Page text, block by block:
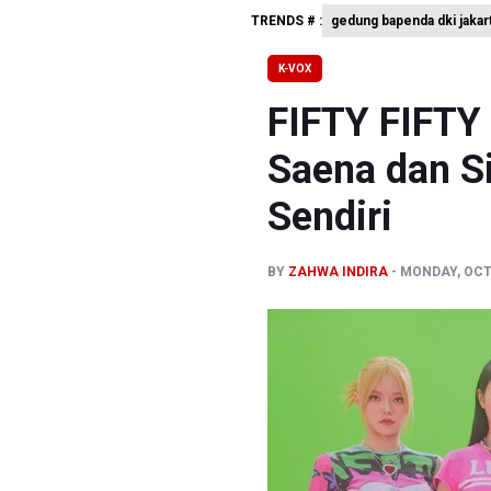
SEA V
PSSI
TRENDS # : gedung bapenda dki
K-VOX
FIFTY
Saena dan
Sendiri
BY ZAHWA INDIRA MONDAY,